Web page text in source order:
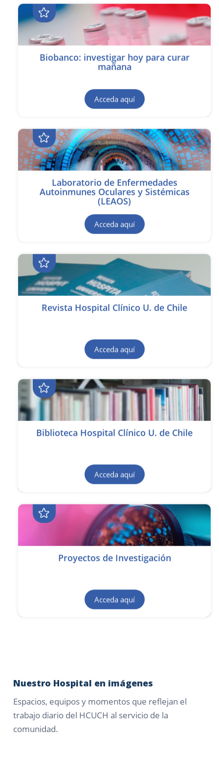
Biobanco: investigar hoy para curar
mañana
Acceda aquí
Laboratorio de Enfermedades
Autoinmunes Oculares y Sistémicas
(LEAOS)
Acceda aquí
Revista Hospital Clínico U. de Chile
Acceda aquí
Biblioteca Hospital Clínico U. de Chile
Acceda aquí
Proyectos de Investigación
Acceda aquí
Nuestro Hospital en imágenes
Espacios, equipos y momentos que reflejan el
trabajo diario del HCUCH al servicio de la
comunidad.